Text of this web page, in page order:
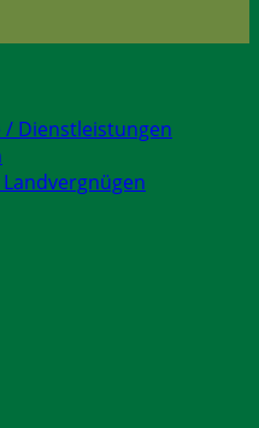
/ Dienstleistungen